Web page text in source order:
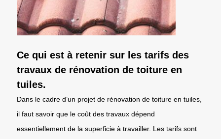
Ce qui est à retenir sur les tarifs des
travaux de rénovation de toiture en
tuiles.
Dans le cadre d’un projet de rénovation de toiture en tuiles,
il faut savoir que le coût des travaux dépend
essentiellement de la superficie à travailler. Les tarifs sont